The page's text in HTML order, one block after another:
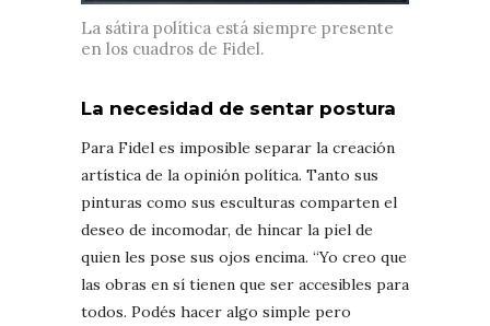
La sátira política está siempre presente
en los cuadros de Fidel.
La necesidad de sentar postura
Para Fidel es imposible separar la creación
artística de la opinión política. Tanto sus
pinturas como sus esculturas comparten el
deseo de incomodar, de hincar la piel de
quien les pose sus ojos encima. “Yo creo que
las obras en sí tienen que ser accesibles para
todos. Podés hacer algo simple pero